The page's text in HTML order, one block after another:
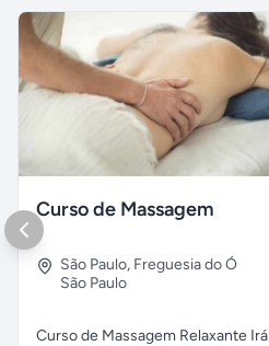
Curso de Massagem
São Paulo, Freguesia do Ó
São Paulo
Curso de Massagem Relaxante Irá